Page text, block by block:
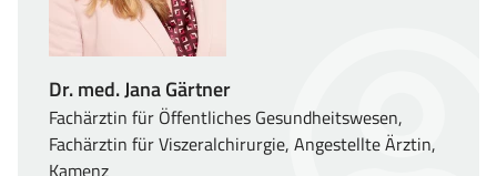
Dr. med. Jana Gärtner
Fachärztin für Öffentliches Gesundheitswesen,
Fachärztin für Viszeralchirurgie, Angestellte Ärztin,
Kamenz